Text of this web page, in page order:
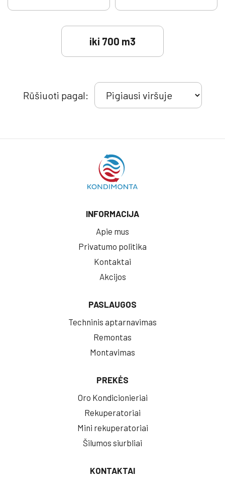
iki 700 m3
Rūšiuoti pagal:
INFORMACIJA
Apie mus
Privatumo politika
Kontaktai
Akcijos
PASLAUGOS
Techninis aptarnavimas
Remontas
Montavimas
PREKĖS
Oro Kondicionieriai
Rekuperatoriai
Mini rekuperatoriai
Šilumos siurbliai
KONTAKTAI